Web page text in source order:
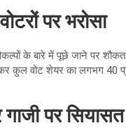
पर भरोसा
के बारे में पूछे जाने पर शौकत
कुल वोट शेयर का लगभग 40
पर सियासत